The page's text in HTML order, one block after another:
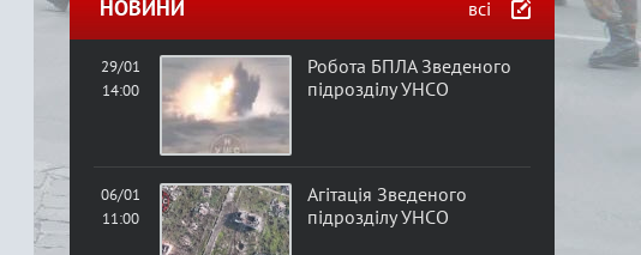
а
р
НОВИНИ всі
29/01
14:00
Робота БПЛА Зведеного
підрозділу УНСО
06/01
11:00
Агітація Зведеного
підрозділу УНСО